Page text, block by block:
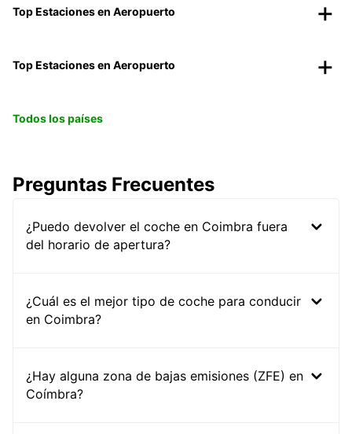
Top Estaciones en Aeropuerto
Top Estaciones en Aeropuerto
Todos los países
Preguntas Frecuentes
¿Puedo devolver el coche en Coimbra fuera
del horario de apertura?
¿Cuál es el mejor tipo de coche para conducir
en Coimbra?
¿Hay alguna zona de bajas emisiones (ZFE) en
Coímbra?